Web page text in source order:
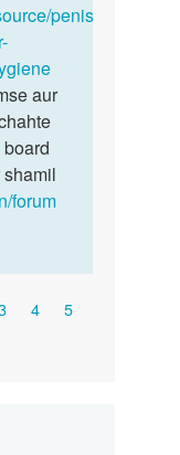
penis
aur
shamil
forum
Page
4 Page
5